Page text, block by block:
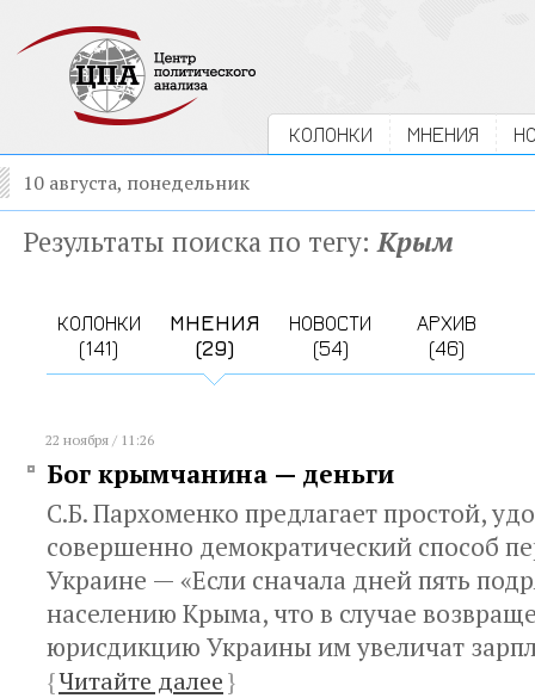
КОЛОНКИ МНЕНИЯ
10 августа, понедельник
Результаты поиска по тегу:Крым
КОЛОНКИ
(141)
МНЕНИЯ
(29)
НОВОСТИ
(54)
АРХИВ
(46)
22 ноября / 11:26
Бог крымчанина — деньги
С.Б. Пархоменко предлагает простой,
совершенно демократический способ
Украине — «Если сначала дней пять
населению Крыма, что в случае
юрисдикцию Украины им увеличат
{Читайте далее}